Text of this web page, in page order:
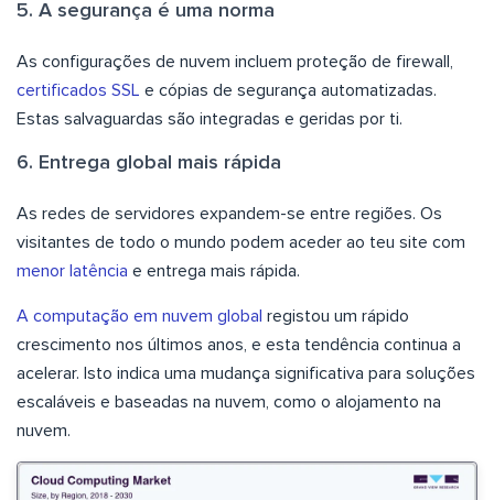
5. A segurança é uma norma
As configurações de nuvem incluem proteção de firewall,
certificados SSL e cópias de segurança automatizadas.
Estas salvaguardas são integradas e geridas por ti.
6. Entrega global mais rápida
As redes de servidores expandem-se entre regiões. Os
visitantes de todo o mundo podem aceder ao teu site com
menor latência e entrega mais rápida.
A computação em nuvem global registou um rápido
crescimento nos últimos anos, e esta tendência continua a
acelerar. Isto indica uma mudança significativa para soluções
escaláveis e baseadas na nuvem, como o alojamento na
nuvem.